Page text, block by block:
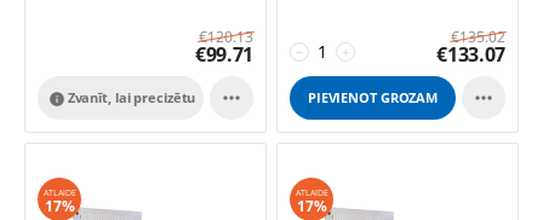
€120.13
€99.71
Zvanīt, lai precizētu
 
+
−
€135.02
€133.07
PIEVIENOT GROZAM 
ATLAIDE
17%
ATLAIDE
17%